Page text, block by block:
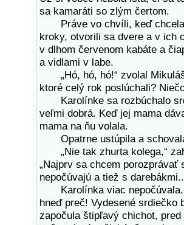
sa kamaráti so zlým čertom.
Práve vo chvíli, keď chcela
kroky, otvorili sa dvere a v ich
v dlhom červenom kabáte a
a vidlami v labe.
„Hó, hó, hó!“ zvolal Mikuláš
ktoré celý rok poslúchali?
Karolínke sa rozbúchalo
veľmi dobrá. Keď jej mama
mama na ňu volala.
Opatrne ustúpila a
„Nie tak zhurta kolega,“
„Najprv sa chcem
nepočúvajú a tiež s
Karolínka viac nepočúvala.
hneď preč! Vydesené srdiečko
započula štipľavý chichot,